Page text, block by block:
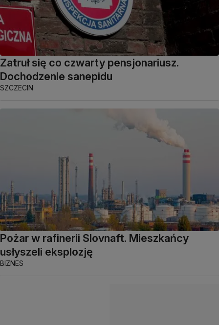
Zatruł się co czwarty pensjonariusz.
Dochodzenie sanepidu
SZCZECIN
Pożar w rafinerii Slovnaft. Mieszkańcy
usłyszeli eksplozję
BIZNES